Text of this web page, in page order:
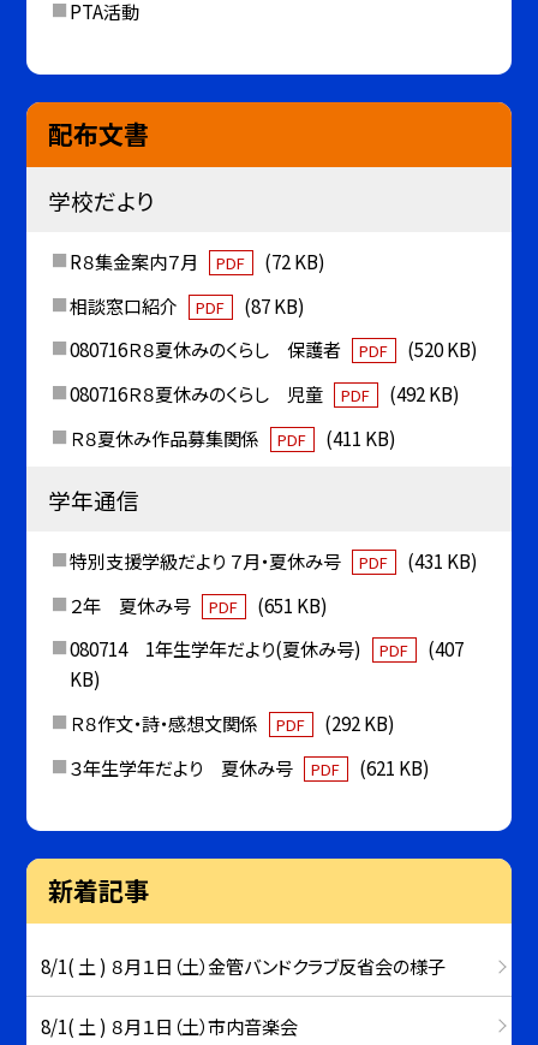
PTA活動
配布文書
学校だより
R８集金案内７月 PDF
(72 KB)
相談窓口紹介
PDF
(87 KB)
080716Ｒ８夏休みのくらし 保護者
PDF
(520 KB)
080716Ｒ８夏休みのくらし 児童
PDF
(492 KB)
Ｒ８夏休み作品募集関係
PDF (411 KB)
学年通信
特別支援学級だより ７月・夏休み号 PDF
(431 KB)
２年 夏休み号
PDF
(651 KB)
080714 1年生学年だより(夏休み号)
PDF
(407
KB)
Ｒ８作文・詩・感想文関係
PDF
(292 KB)
３年生学年だより 夏休み号
PDF (621 KB)
新着記事
8/1( 土 ) ８月１日（土）金管バンドクラブ反省会の様子
8/1( 土 ) ８月１日（土）市内音楽会